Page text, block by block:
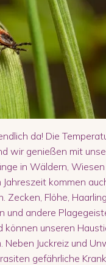
da! Die
wir genießen mit
in Wäldern,
kommen
Zecken, Flöhe,
und andere
können unseren
Neben Juckreiz und
gefährliche